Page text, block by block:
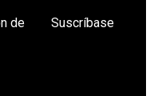
de
Suscríbase